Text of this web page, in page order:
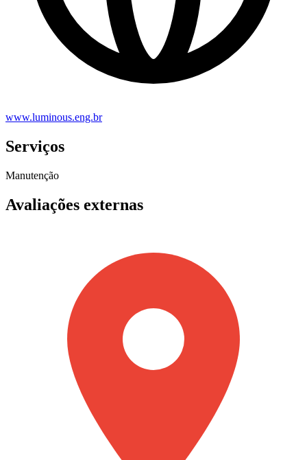
www.luminous.eng.br
Serviços
Manutenção
Avaliações externas